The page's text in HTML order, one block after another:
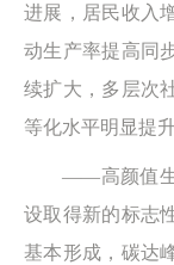
进展，居民收入
动生产率提高同
续扩大，多层次
等化水平明显提升
——高颜值生
设取得新的标志
基本形成，碳达